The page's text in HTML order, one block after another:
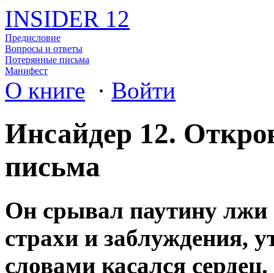
INSIDER 12
Предисловие
Вопросы и ответы
Потерянные письма
Манифест
О книге · Войти
Инсайдер 12.
письма
Он срывал паутину лжи
страхи и заблуждения,
словами касался сердец.